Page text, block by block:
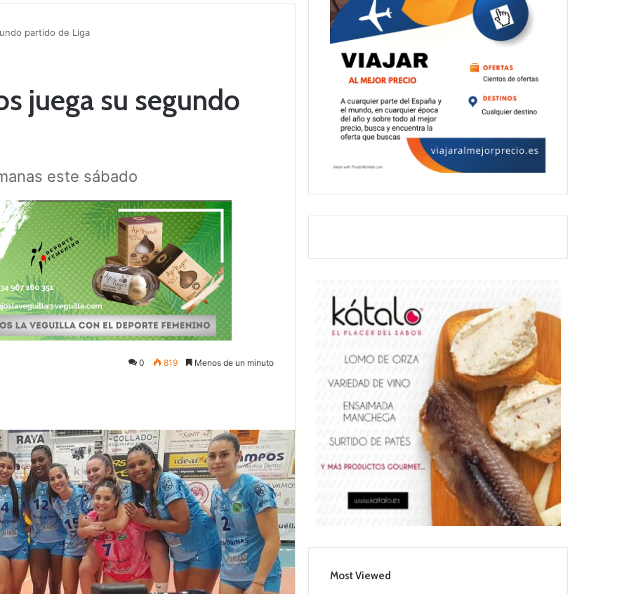
partido de Liga
juega su segundo
este sábado
0 819 Menos de un minuto
Most Viewed